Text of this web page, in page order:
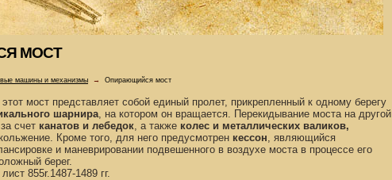
МОСТ
машины и механизмы → Опирающийся мост
мост представляет собой единый пролет, прикрепленный к одному берегу
шарнира, на котором он вращается. Перекидывание моста на другой
счет канатов и лебедок, а также колес и металлических валиков,
Кроме того, для него предусмотрен кессон, являющийся
и маневрировании подвешенного в воздухе моста в процессе его
берег.
855r.1487-1489 гг.